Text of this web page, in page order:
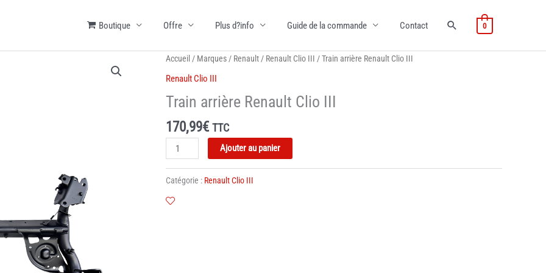
Boutique Offre Plus d?info Guide de la commande Contact 0
Accueil / Marques / Renault / Renault Clio III / Train arrière Renault Clio III
Renault Clio III
Train arrière Renault Clio III
170,99€ TTC
quantité
de
arrière
Renault
Ajouter au panier
Catégorie : Renault Clio III